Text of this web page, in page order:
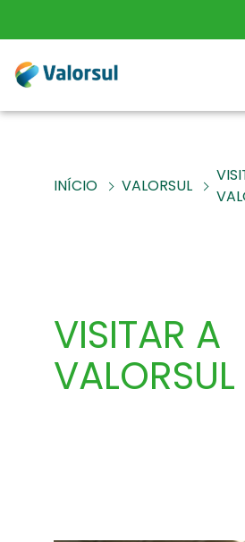
INÍCIO VALORSUL
VISITAR A
VALORSUL